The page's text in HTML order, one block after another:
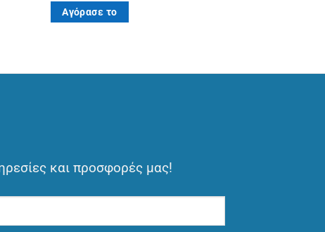
Αγόρασε το
και προσφορές μας!